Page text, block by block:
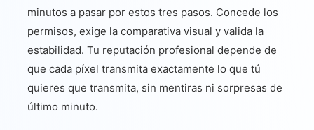
minutos a pasar por estos tres pasos. Concede los
permisos, exige la comparativa visual y valida la
estabilidad. Tu reputación profesional depende de
que cada píxel transmita exactamente lo que tú
quieres que transmita, sin mentiras ni sorpresas de
último minuto.